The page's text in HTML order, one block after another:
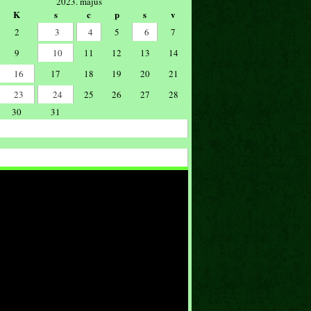
K s c p s v
2 3 4 5 6
7
9 10 11 12 13
14
16 17 18 19 20
21
23 24 25 26 27
28
30
31